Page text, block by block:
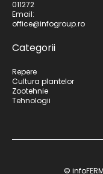
011272
Email:
office@infogroup.ro
Categorii
Repere
Cultura plantelor
Zootehnie
Tehnologii
©